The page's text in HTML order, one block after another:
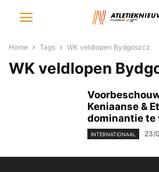
Home Tags WK veldlopen Bydgoszcz
WK veldlopen
Keniaanse &
dominantie te
INTERNATIONAAL 23/